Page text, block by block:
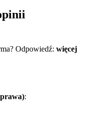
Odpowiedź: więcej
: